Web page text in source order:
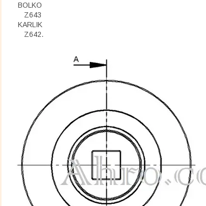
BOLKO
Z643
KARLIK
Z642.